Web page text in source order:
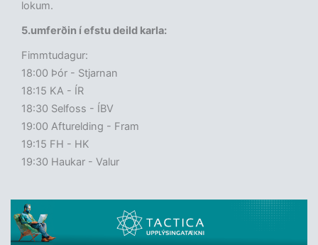
lokum.
5.umferðin í efstu deild karla:
Fimmtudagur:
18:00 Þór - Stjarnan
18:15 KA - ÍR
18:30 Selfoss - ÍBV
19:00 Afturelding - Fram
19:15 FH - HK
19:30 Haukar - Valur